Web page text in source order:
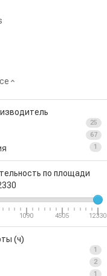
25
67
1
по площади
1090 4505 12330
(ч)
1
2
1